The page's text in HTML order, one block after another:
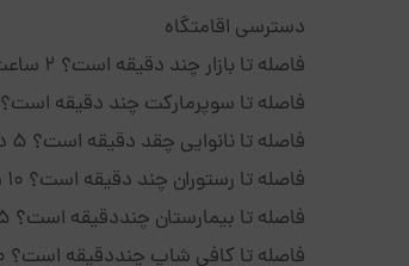
دسترسی اقامتگاه
فاصله تا بازار چند دقیقه است؟ 2 ساعت
فاصله تا سوپرمارکت چند دقیقه است؟ 5 دقیقه
فاصله تا نانوایی چقد دقیقه است؟ 5 دقیقه
فاصله تا رستوران چند دقیقه است؟ 10 دقیقه
فاصله تا بیمارستان چنددقیقه است؟ 15دقیقه
فاصله تا کافی شاپ چنددقیقه است؟ 10 دقیقه